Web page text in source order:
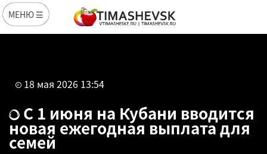
МЕНЮ ☰
18 мая 2026 13:54
С 1 июня на Кубани вводится
новая ежегодная выплата для
семей